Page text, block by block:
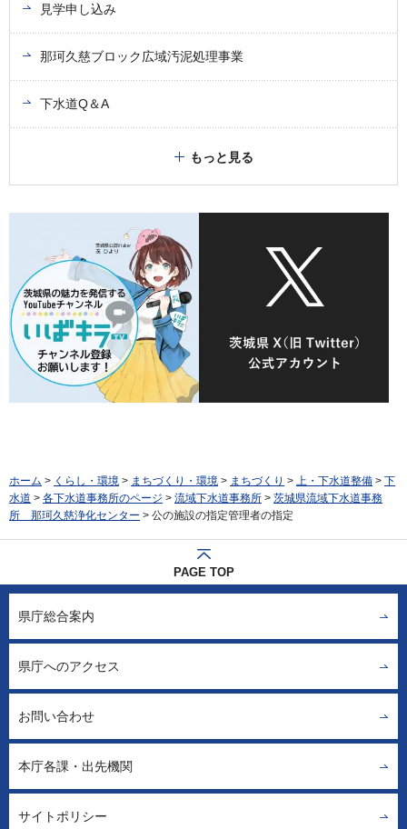
見学申し込み
那珂久慈ブロック広域汚泥処理事業
下水道Q＆A
もっと見る
ホーム > くらし・環境 > まちづくり・環境 > まちづくり > 上・下水道整備 > 下
水道 > 各下水道事務所のページ > 流域下水道事務所 > 茨城県流域下水道事務
所 那珂久慈浄化センター > 公の施設の指定管理者の指定
PAGE TOP
県庁総合案内
県庁へのアクセス
お問い合わせ
本庁各課・出先機関
サイトポリシー